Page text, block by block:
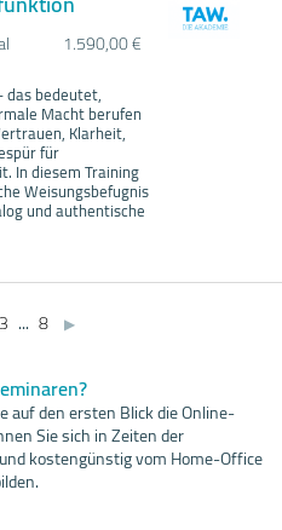
1.590,00 €
das bedeutet,
Macht berufen
Klarheit,
für
In diesem Training
Weisungsbefugnis
und authentische
3 ... 8 ▶
auf den ersten Blick die Online-
Sie sich in Zeiten der
kostengünstig vom Home-Office